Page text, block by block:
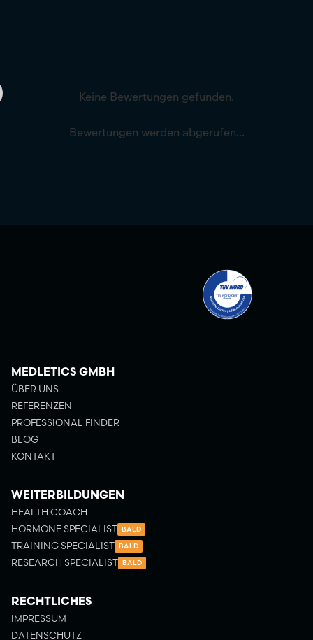
Keine Bewertungen gefunden.
Bewertungen werden abgerufen...
MEDLETICS GMBH
ÜBER UNS
REFERENZEN
PROFESSIONAL FINDER
BLOG
KONTAKT
WEITERBILDUNGEN
HEALTH COACH
HORMONE SPECIALIST BALD
TRAINING SPECIALIST BALD
RESEARCH SPECIALIST BALD
RECHTLICHES
IMPRESSUM
DATENSCHUTZ